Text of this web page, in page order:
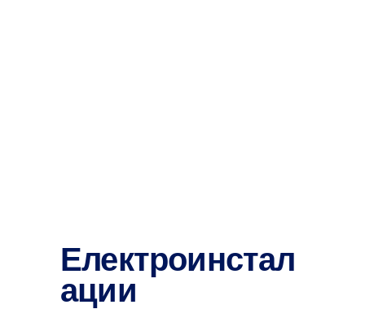
Електроинстал
ации